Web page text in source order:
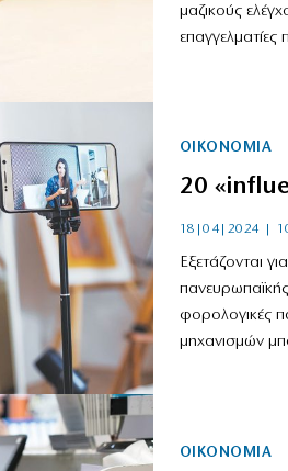
μαζικούς
ΟΙΚΟΝΟΜΙΑ
20
18|04|2024 |
Εξετάζονται
φορολογικές
μηχανισμών
ΟΙΚΟΝΟΜΙΑ